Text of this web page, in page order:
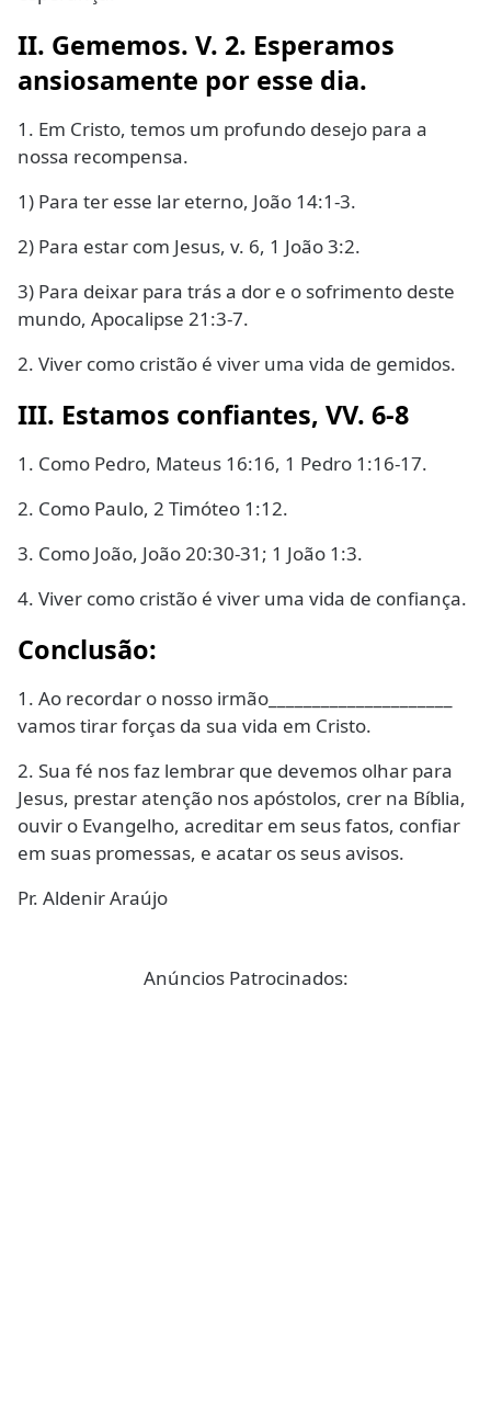
II. Gememos. V. 2. Esperamos
ansiosamente por esse dia.
1. Em Cristo, temos um profundo desejo para a
nossa recompensa.
1) Para ter esse lar eterno, João 14:1-3.
2) Para estar com Jesus, v. 6, 1 João 3:2.
3) Para deixar para trás a dor e o sofrimento deste
mundo, Apocalipse 21:3-7.
2. Viver como cristão é viver uma vida de gemidos.
III. Estamos confiantes, VV. 6-8
1. Como Pedro, Mateus 16:16, 1 Pedro 1:16-17.
2. Como Paulo, 2 Timóteo 1:12.
3. Como João, João 20:30-31; 1 João 1:3.
4. Viver como cristão é viver uma vida de confiança.
Conclusão:
1. Ao recordar o nosso irmão_____________________
vamos tirar forças da sua vida em Cristo.
2. Sua fé nos faz lembrar que devemos olhar para
Jesus, prestar atenção nos apóstolos, crer na Bíblia,
ouvir o Evangelho, acreditar em seus fatos, confiar
em suas promessas, e acatar os seus avisos.
Pr. Aldenir Araújo
Anúncios Patrocinados: